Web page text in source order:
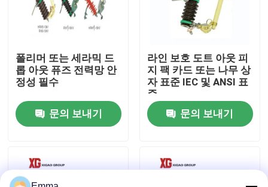
제품
우리에 대하여
공장 여행
연락주세요
폴리머 또는 세라믹 드
롭 아웃 퓨즈 전력망 안
정성 필수
문의 보내기
라인 보호 도트 아웃 피
지 팩 카드 또는 나무 상
자 표준 IEC 및 ANSI 표
준
문의 보내기